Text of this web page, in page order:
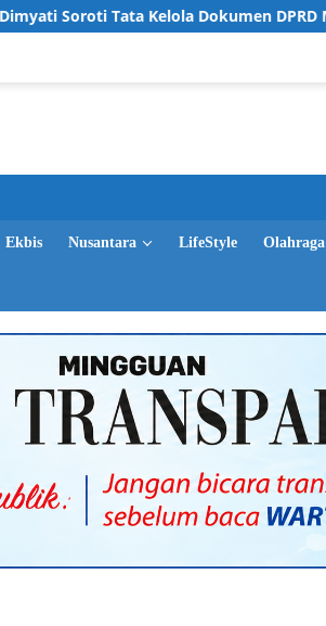
Kelola Dokumen DPRD Magetan
Ekbis Nusantara LifeStyle Olahraga